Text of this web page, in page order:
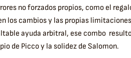
no forzados propios, como el
los cambios y las propias
ayuda arbitral, ese combo
de Picco y la solidez de Salomon.